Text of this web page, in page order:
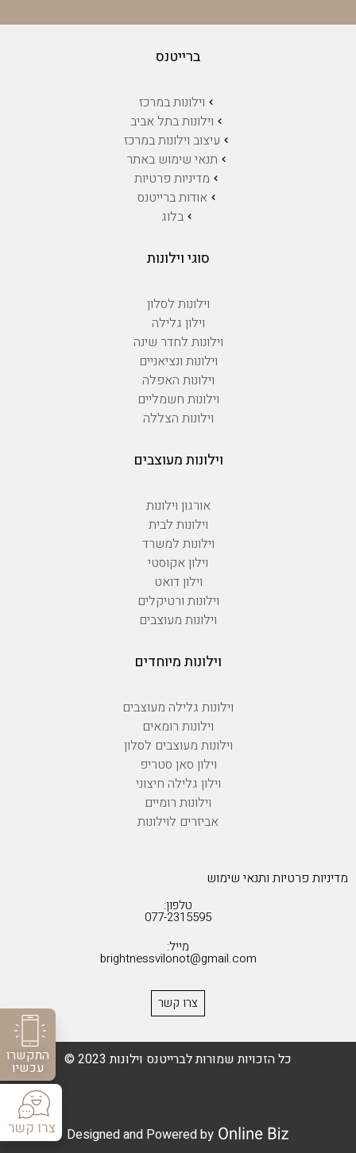
התקשרו
עכשיו
צרו קשר
ברייטנס
וילונות במרכז
וילונות בתל אביב
עיצוב וילונות במרכז
תנאי שימוש באתר
מדיניות פרטיות
אודות ברייטנס
בלוג
סוגי וילונות
וילונות לסלון
וילון גלילה
וילונות לחדר שינה
וילונות ונציאניים
וילונות האפלה
וילונות חשמליים
וילונות הצללה
וילונות מעוצבים
אורגון וילונות
וילונות לבית
וילונות למשרד
וילון אקוסטי
וילון דואט
וילונות ורטיקלים
וילונות מעוצבים
וילונות מיוחדים
וילונות גלילה מעוצבים
וילונות רומאים
וילונות מעוצבים לסלון
וילון סאן סטריפ
וילון גלילה חיצוני
וילונות רומיים
אביזרים לוילונות
מדיניות פרטיות ותנאי שימוש
טלפון:
077-2315595
מייל:
brightnessvilonot@gmail.com
צרו קשר
כל הזכויות שמורות לברייטנס וילונות 2023 ©
Designed and Powered by